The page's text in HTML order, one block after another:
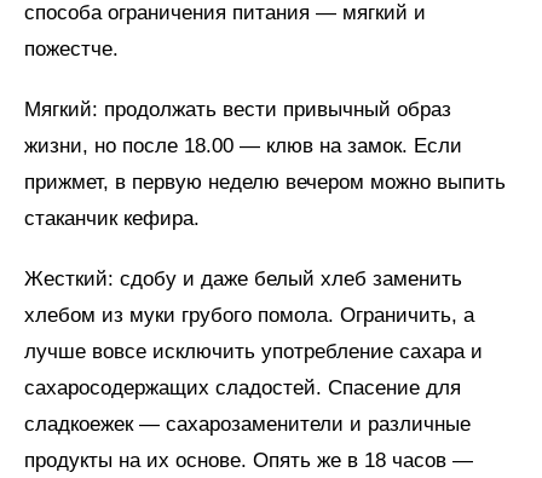
способа ограничения питания — мягкий и
пожестче.
Мягкий: продолжать вести привычный образ
жизни, но после 18.00 — клюв на замок. Если
прижмет, в первую неделю вечером можно выпить
стаканчик кефира.
Жесткий: сдобу и даже белый хлеб заменить
хлебом из муки грубого помола. Ограничить, а
лучше вовсе исключить употребление сахара и
сахаросодержащих сладостей. Спасение для
сладкоежек — сахарозаменители и различные
продукты на их основе. Опять же в 18 часов —